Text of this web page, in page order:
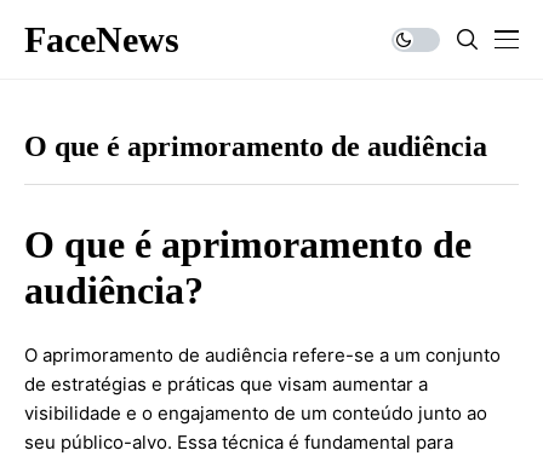
FaceNews
O que é aprimoramento de audiência
O que é aprimoramento de
audiência?
O aprimoramento de audiência refere-se a um conjunto
de estratégias e práticas que visam aumentar a
visibilidade e o engajamento de um conteúdo junto ao
seu público-alvo. Essa técnica é fundamental para